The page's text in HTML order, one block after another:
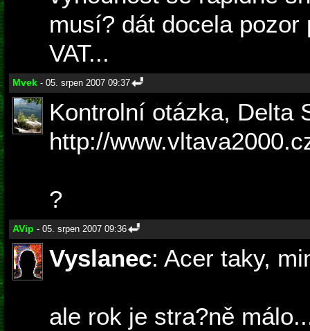
musí? dát docela
VAT...
Mvek - 05. srpen 2007 09:37
Kontrolní otázka, Delta
http://
?
AVip - 05. srpen 2007 09:36
Vyslanec: Acer taky,
ale rok je stra?ně